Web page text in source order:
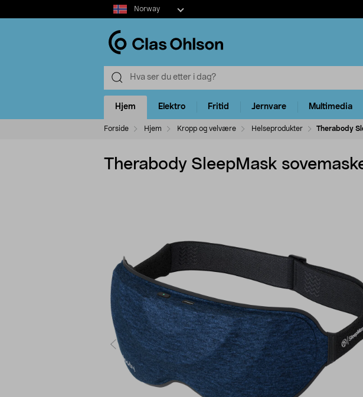
Select
market
Norway
Hjem Elektro Fritid Jernvare Multimedia
Forside Hjem Kropp og velvære Helseprodukter Therabody
Therabody SleepMask